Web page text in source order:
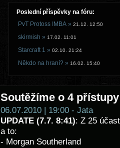
Poslední příspěvky na fóru:
PvT Protoss IMBA » 21.12. 12:50
skirmish » 17.02. 11:01
Starcraft 1 » 02.10. 21:24
Někdo na hraní? » 16.02. 15:40
Soutěžíme o 4
06.07.2010 | 19:00 - Jata
UPDATE (7.7. 8:41): Z 25
a to:
- Morgan Southerland